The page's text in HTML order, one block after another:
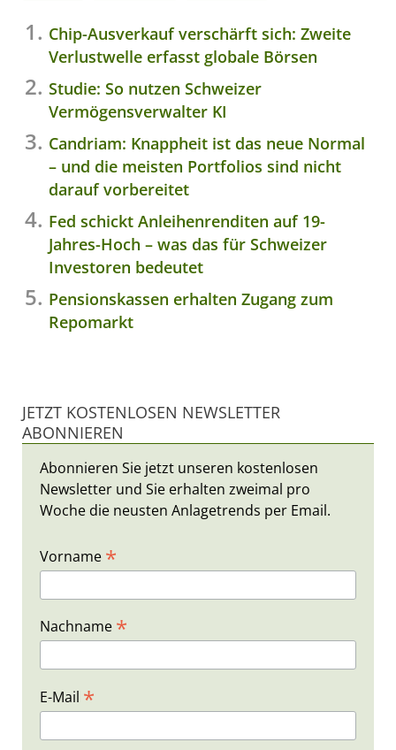
Chip-Ausverkauf verschärft sich: Zweite
Verlustwelle erfasst globale Börsen
Studie: So nutzen Schweizer
Vermögensverwalter KI
Candriam: Knappheit ist das neue Normal
– und die meisten Portfolios sind nicht
darauf vorbereitet
Fed schickt Anleihenrenditen auf 19-
Jahres-Hoch – was das für Schweizer
Investoren bedeutet
Pensionskassen erhalten Zugang zum
Repomarkt
JETZT KOSTENLOSEN NEWSLETTER
ABONNIEREN
Abonnieren Sie jetzt unseren kostenlosen
Newsletter und Sie erhalten zweimal pro
Woche die neusten Anlagetrends per Email.
Vorname *
Nachname *
E-Mail *